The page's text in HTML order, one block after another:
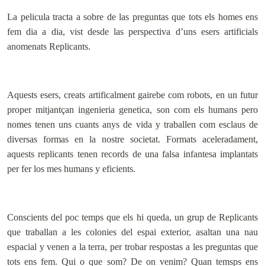
La pelicula tracta a sobre de las preguntas que tots els homes ens
fem dia a dia, vist desde las perspectiva d’uns esers artificials
anomenats Replicants.
Aquests esers, creats artificalment gairebe com robots, en un futur
proper mitjantçan ingenieria genetica, son com els humans pero
nomes tenen uns cuants anys de vida y traballen com esclaus de
diversas formas en la nostre societat. Formats aceleradament,
aquests replicants tenen records de una falsa infantesa implantats
per fer los mes humans y eficients.
Conscients del poc temps que els hi queda, un grup de Replicants
que traballan a les colonies del espai exterior, asaltan una nau
espacial y venen a la terra, per trobar respostas a les preguntas que
tots ens fem. Qui o que som? De on venim? Quan temsps ens